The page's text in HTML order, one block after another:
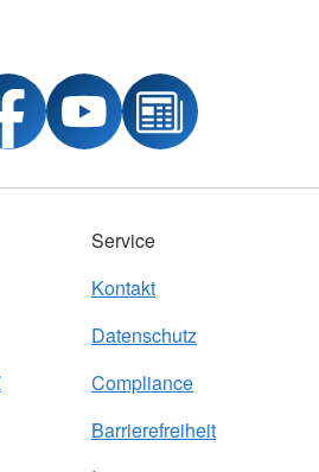
Service
Kontakt
Datenschutz
Compliance
Barrierefreiheit